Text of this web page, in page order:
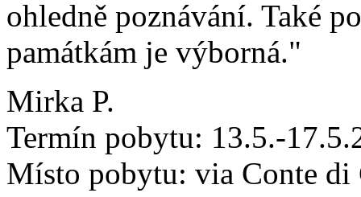
ohledně poznávání. Také
památkám je výborná."
Mirka P.
Termín pobytu: 13.5.-
Místo pobytu: via Conte di